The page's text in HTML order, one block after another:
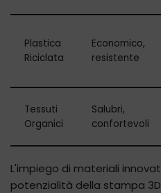
Plastica
Riciclata
Economico,
resistente
Tessuti
Organici
Salubri,
confortevoli
L'impiego di materiali
potenzialità della stampa